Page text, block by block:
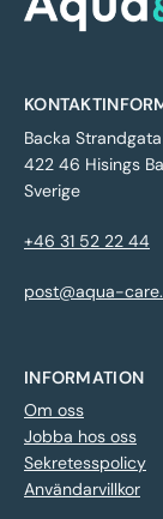
Backa Strandgata
422 46 Hisings
Sverige
+46 31 52 22 44
post@aqua-
INFORMATION
Om oss
Jobba hos oss
Sekretesspolicy
Användarvillkor